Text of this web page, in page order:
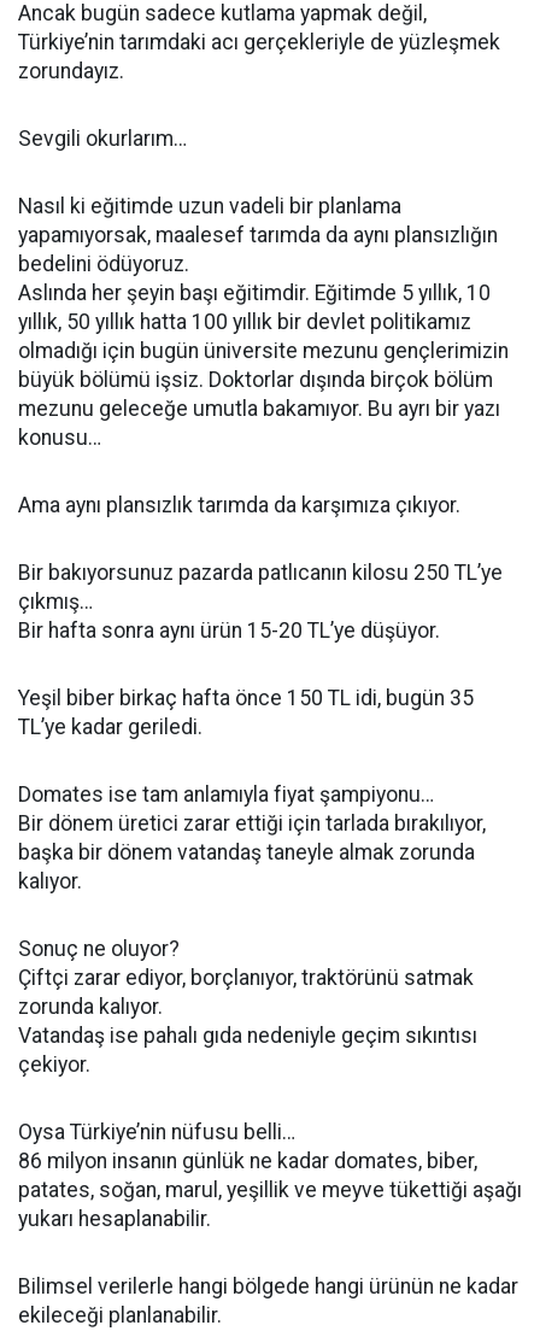
Ancak bugün sadece kutlama yapmak değil,
Türkiye’nin tarımdaki acı gerçekleriyle de yüzleşmek
zorundayız.
Sevgili okurlarım…
Nasıl ki eğitimde uzun vadeli bir planlama
yapamıyorsak, maalesef tarımda da aynı plansızlığın
bedelini ödüyoruz.
Aslında her şeyin başı eğitimdir. Eğitimde 5 yıllık, 10
yıllık, 50 yıllık hatta 100 yıllık bir devlet politikamız
olmadığı için bugün üniversite mezunu gençlerimizin
büyük bölümü işsiz. Doktorlar dışında birçok bölüm
mezunu geleceğe umutla bakamıyor. Bu ayrı bir yazı
konusu…
Ama aynı plansızlık tarımda da karşımıza çıkıyor.
Bir bakıyorsunuz pazarda patlıcanın kilosu 250 TL’ye
çıkmış…
Bir hafta sonra aynı ürün 15-20 TL’ye düşüyor.
Yeşil biber birkaç hafta önce 150 TL idi, bugün 35
TL’ye kadar geriledi.
Domates ise tam anlamıyla fiyat şampiyonu…
Bir dönem üretici zarar ettiği için tarlada bırakılıyor,
başka bir dönem vatandaş taneyle almak zorunda
kalıyor.
Sonuç ne oluyor?
Çiftçi zarar ediyor, borçlanıyor, traktörünü satmak
zorunda kalıyor.
Vatandaş ise pahalı gıda nedeniyle geçim sıkıntısı
çekiyor.
Oysa Türkiye’nin nüfusu belli…
86 milyon insanın günlük ne kadar domates, biber,
patates, soğan, marul, yeşillik ve meyve tükettiği aşağı
yukarı hesaplanabilir.
Bilimsel verilerle hangi bölgede hangi ürünün ne kadar
ekileceği planlanabilir.